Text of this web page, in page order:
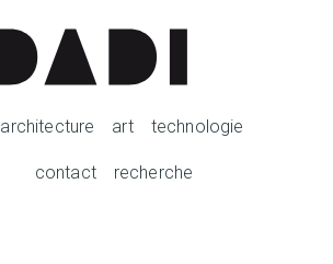
architecture art technologie
contact recherche